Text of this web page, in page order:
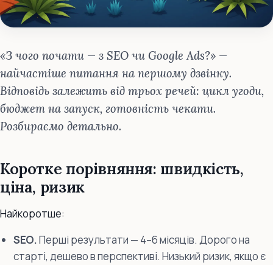
«З чого почати — з SEO чи Google Ads?» —
найчастіше питання на першому дзвінку.
Відповідь залежить від трьох речей: цикл угоди,
бюджет на запуск, готовність чекати.
Розбираємо детально.
Коротке порівняння: швидкість,
ціна, ризик
Найкоротше:
SEO.Перші результати — 4–6 місяців. Дорого на
старті, дешево в перспективі. Низький ризик, якщо є